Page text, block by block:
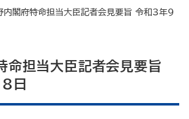
内閣府特命担当大臣記者会見要旨 令和3年9
命担当大臣記者会見要旨
日